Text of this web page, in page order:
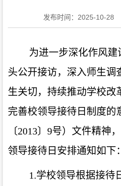
发布时间：2025-10-28
为进一步深化作风
头公开接访，深入师生调
生关切，持续推动学校改
完善校领导接待日制度的
〔2013〕9号）文件精神
领导接待日安排通知如下：
1.学校领导根据接待